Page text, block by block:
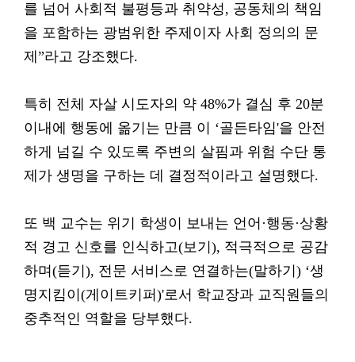
를 넘어 사회적 불평등과 취약성, 공동체의 책임
을 포함하는 광범위한 주제이자 사회 정의의 문
제”라고 강조했다.
특히 전체 자살 시도자의 약 48%가 결심 후 20분
이내에 행동에 옮기는 만큼 이 ‘골든타임'을 안전
하게 넘길 수 있도록 주변의 살핌과 위험 수단 통
제가 생명을 구하는 데 결정적이라고 설명했다.
또 백 교수는 위기 학생이 보내는 언어·행동·상황
적 경고 신호를 인식하고(보기), 적극적으로 공감
하며(듣기), 전문 서비스로 연결하는(말하기) ‘생
명지킴이(게이트키퍼)'로서 학교장과 교직원들의
중추적인 역할을 당부했다.